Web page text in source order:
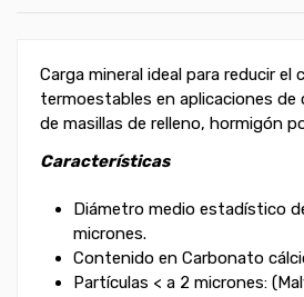
Carga mineral ideal para reducir el
termoestables en aplicaciones de
de masillas de relleno, hormigón
Características
Diámetro medio estadístico
micrones.
Contenido en Carbonato
Partículas < a 2 micrones: